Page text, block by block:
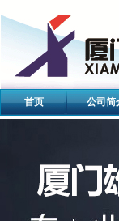
首页 公司简